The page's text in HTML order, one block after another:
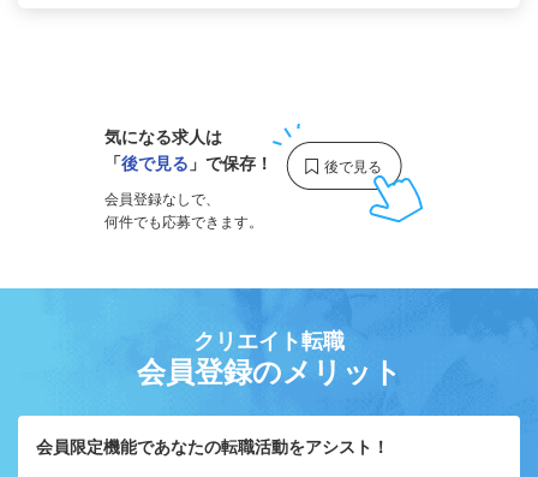
気になる求人は
「後で見る 」で保存！
会員登録なしで、
何件でも応募できます。
クリエイト転職
会員登録のメリット
会員限定機能であなたの転職活動をアシスト！